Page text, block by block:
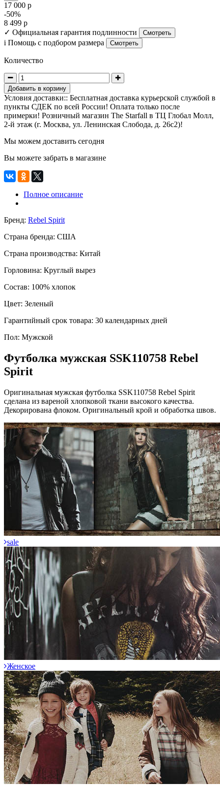
17 000 р
-50%
8 499 р
✓ Официальная гарантия подлинности Смотреть
i Помощь с подбором размера Смотреть
Количество
Добавить в корзину
Условия доставки:: Бесплатная доставка курьерской службой в
пункты СДЕК по всей России! Оплата только после
примерки! Розничный магазин The Starfall в ТЦ Глобал Молл,
2-й этаж (г. Москва, ул. Ленинская Слобода, д. 26с2)!
Мы можем доставить сегодня
Вы можете забрать в магазине
Полное описание
Бренд: Rebel Spirit
Страна бренда: США
Страна производства: Китай
Горловина: Круглый вырез
Состав: 100% хлопок
Цвет: Зеленый
Гарантийный срок товара: 30 календарных дней
Пол: Мужской
Футболка мужская SSK110758 Rebel
Spirit
Оригинальная мужская футболка SSK110758 Rebel Spirit
сделана из вареной хлопковой ткани высокого качества.
Декорирована флоком. Оригинальный крой и обработка швов.
sale
Женское